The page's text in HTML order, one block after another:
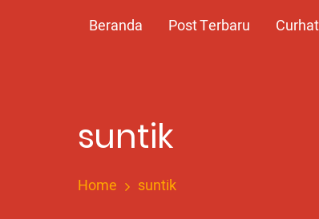
Main
Beranda Post Terbaru Curhat
suntik
Home suntik